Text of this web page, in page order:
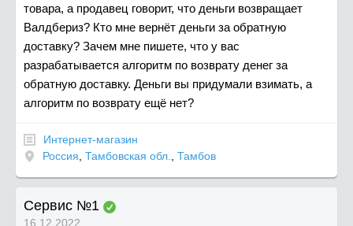
товара, а продавец говорит, что деньги возвращает
Валдбериз? Кто мне вернёт деньги за обратную
доставку? Зачем мне пишете, что у вас
разрабатывается алгоритм по возврату денег за
обратную доставку. Деньги вы придумали взимать, а
алгоритм по возврату ещё нет?
Интернет-магазин
Россия Тамбовская обл. Тамбов
Сервис №1
16.12.2022